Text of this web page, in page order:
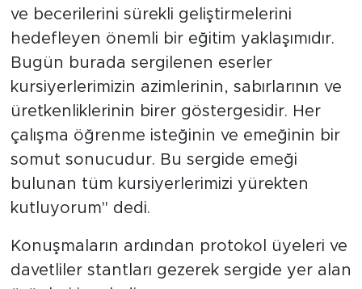
ve becerilerini sürekli geliştirmelerini
hedefleyen önemli bir eğitim yaklaşımıdır.
Bugün burada sergilenen eserler
kursiyerlerimizin azimlerinin, sabırlarının ve
üretkenliklerinin birer göstergesidir. Her
çalışma öğrenme isteğinin ve emeğinin bir
somut sonucudur. Bu sergide emeği
bulunan tüm kursiyerlerimizi yürekten
kutluyorum" dedi.
Konuşmaların ardından protokol üyeleri ve
davetliler stantları gezerek sergide yer alan